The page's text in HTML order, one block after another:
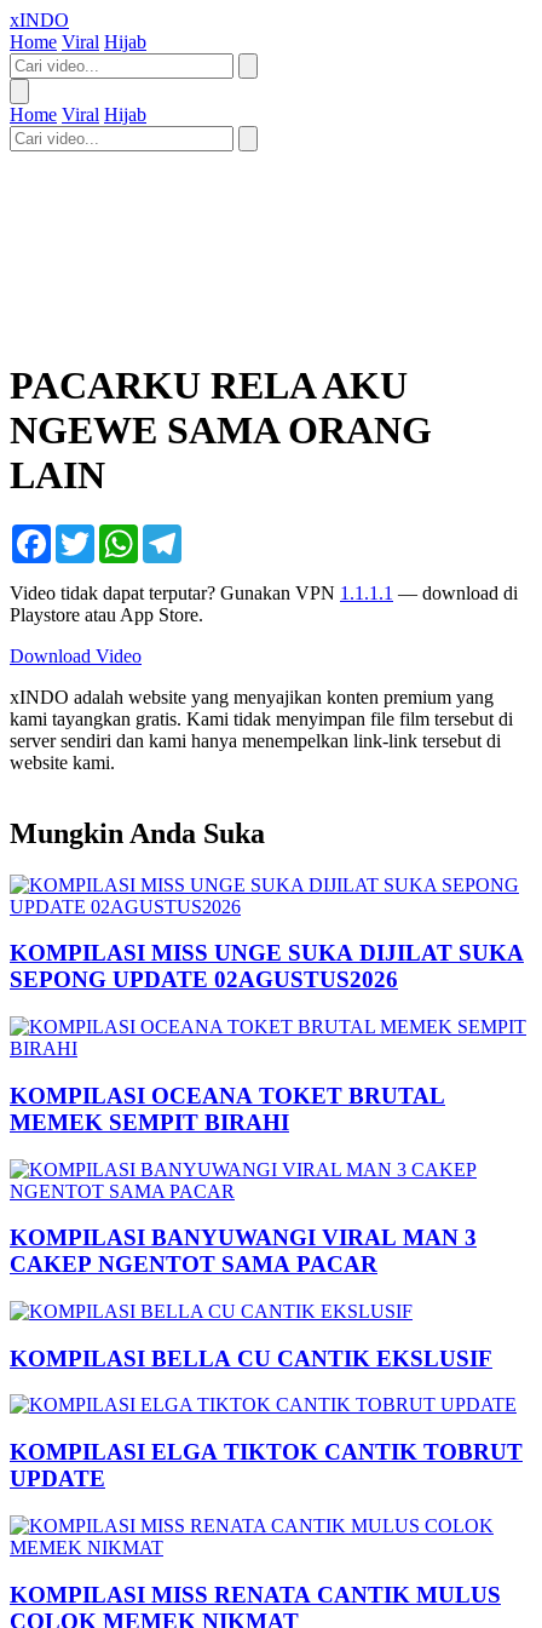
xINDO
Home Viral Hijab
Home Viral Hijab
PACARKU RELA AKU
NGEWE SAMA ORANG
LAIN
Facebook
TwitterWhatsApp
Video tidak dapat terputar? Gunakan VPN 1.1.1.1 — download di
Playstore atau App Store.
Download Video
xINDO adalah website yang menyajikan konten premium yang
kami tayangkan gratis. Kami tidak menyimpan file film tersebut di
server sendiri dan kami hanya menempelkan link-link tersebut di
website kami.
Mungkin Anda Suka
KOMPILASI MISS UNGE SUKA DIJILAT SUKA
SEPONG UPDATE 02AGUSTUS2026
KOMPILASI OCEANA TOKET BRUTAL
MEMEK SEMPIT BIRAHI
KOMPILASI BANYUWANGI VIRAL MAN 3
CAKEP NGENTOT SAMA PACAR
KOMPILASI BELLA CU CANTIK EKSLUSIF
KOMPILASI ELGA TIKTOK CANTIK TOBRUT
UPDATE
KOMPILASI MISS RENATA CANTIK MULUS
COLOK MEMEK NIKMAT